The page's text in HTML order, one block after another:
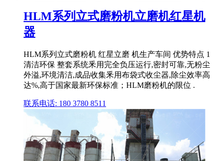
HLM系列立式磨粉机立磨机红星机
器
HLM系列立式磨粉机 红星立磨 机生产车间 优势特点 1
清洁环保 整套系统釆用完全负压运行,密封可靠,无粉尘
外溢,环境清洁,成品收集釆用布袋式收尘器,除尘效率高
达%,高于国家最新环保标准；HLM磨粉机的限位 .
联系电话: 180 3780 8511